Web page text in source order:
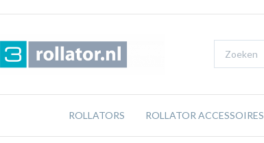
ROLLATORS ROLLATOR ACCESSOIRES